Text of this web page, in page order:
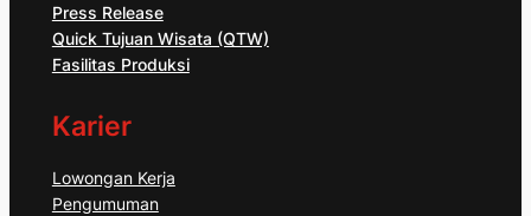
Press Release
Quick Tujuan Wisata (QTW)
Fasilitas Produksi
Karier
Lowongan Kerja
Pengumuman